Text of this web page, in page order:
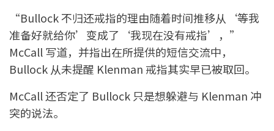
“Bullock 不归还戒指的理由随着时间推移从‘等我
准备好就给你’变成了‘我现在没有戒指’，”
McCall 写道，并指出在所提供的短信交流中，
Bullock 从未提醒 Klenman 戒指其实早已被取回。
McCall 还否定了 Bullock 只是想躲避与 Klenman 冲
突的说法。